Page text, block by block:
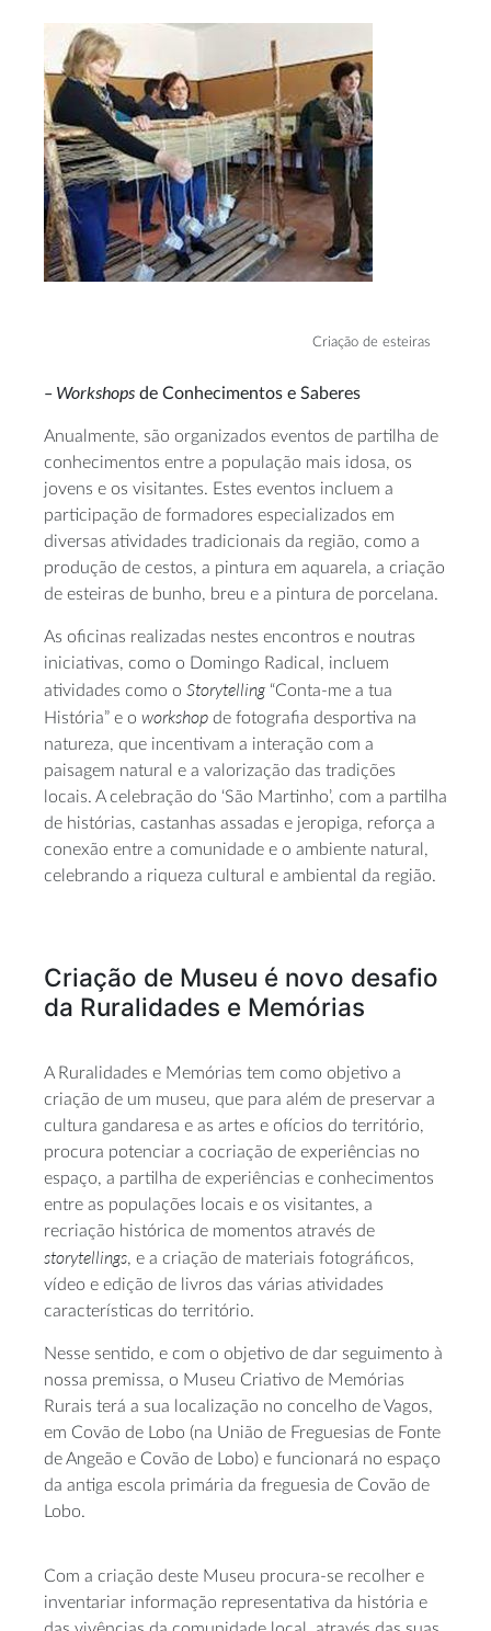
Criação de esteiras
– Workshops de Conhecimentos e Saberes
Anualmente, são organizados eventos de partilha de
conhecimentos entre a população mais idosa, os
jovens e os visitantes. Estes eventos incluem a
participação de formadores especializados em
diversas atividades tradicionais da região, como a
produção de cestos, a pintura em aquarela, a criação
de esteiras de bunho, breu e a pintura de porcelana.
As oficinas realizadas nestes encontros e noutras
iniciativas, como o Domingo Radical, incluem
atividades como o Storytelling“Conta-me a tua
História” e o workshop de fotografia desportiva na
natureza, que incentivam a interação com a
paisagem natural e a valorização das tradições
locais. A celebração do ‘São Martinho’, com a partilha
de histórias, castanhas assadas e jeropiga, reforça a
conexão entre a comunidade e o ambiente natural,
celebrando a riqueza cultural e ambiental da região.
Criação de Museu é novo desafio
da Ruralidades e Memórias
A Ruralidades e Memórias tem como objetivo a
criação de um museu, que para além de preservar a
cultura gandaresa e as artes e ofícios do território,
procura potenciar a cocriação de experiências no
espaço, a partilha de experiências e conhecimentos
entre as populações locais e os visitantes, a
recriação histórica de momentos através de
storytellings, e a criação de materiais fotográficos,
vídeo e edição de livros das várias atividades
características do território.
Nesse sentido, e com o objetivo de dar seguimento à
nossa premissa, o Museu Criativo de Memórias
Rurais terá a sua localização no concelho de Vagos,
em Covão de Lobo (na União de Freguesias de Fonte
de Angeão e Covão de Lobo) e funcionará no espaço
da antiga escola primária da freguesia de Covão de
Lobo.
Com a criação deste Museu procura-se recolher e
inventariar informação representativa da história e